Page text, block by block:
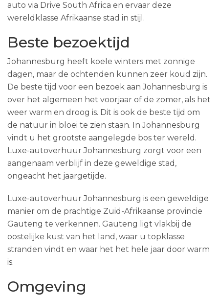
auto via Drive South Africa en ervaar deze
wereldklasse Afrikaanse stad in stijl.
Beste bezoektijd
Johannesburg heeft koele winters met zonnige
dagen, maar de ochtenden kunnen zeer koud zijn.
De beste tijd voor een bezoek aan Johannesburg is
over het algemeen het voorjaar of de zomer, als het
weer warm en droog is. Dit is ook de beste tijd om
de natuur in bloei te zien staan. In Johannesburg
vindt u het grootste aangelegde bos ter wereld.
Luxe-autoverhuur Johannesburg zorgt voor een
aangenaam verblijf in deze geweldige stad,
ongeacht het jaargetijde.
Luxe-autoverhuur Johannesburg is een geweldige
manier om de prachtige Zuid-Afrikaanse provincie
Gauteng te verkennen. Gauteng ligt vlakbij de
oostelijke kust van het land, waar u topklasse
stranden vindt en waar het het hele jaar door warm
is.
Omgeving